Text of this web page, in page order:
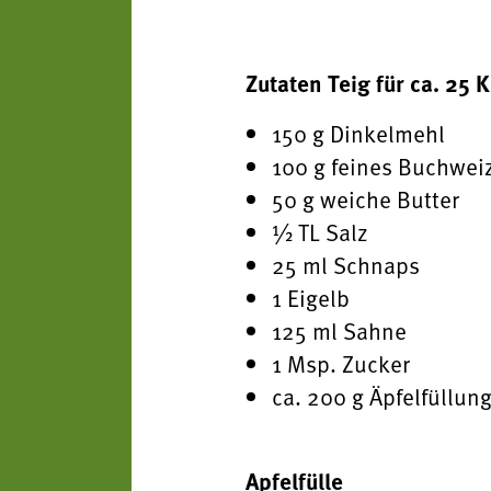
Zutaten Teig für ca. 25
150 g Dinkelmehl
100 g feines
50 g weiche Butter
½ TL Salz
25 ml Schnaps
1 Eigelb
125 ml Sahne
1 Msp. Zucker
ca. 200 g Äpfelfüllung
Apfelfülle